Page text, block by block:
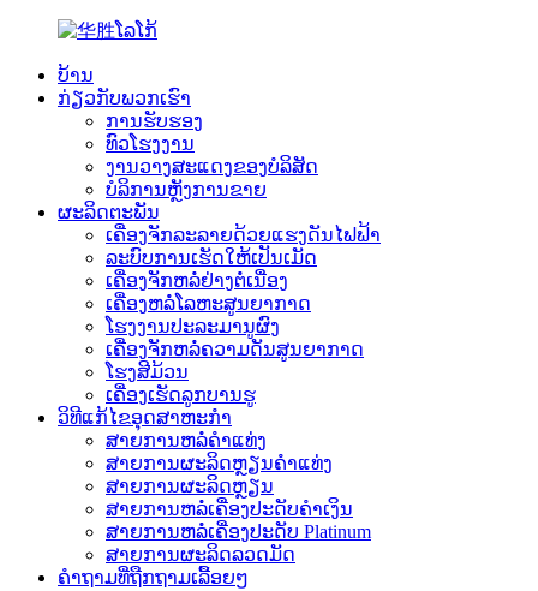
ບ້ານ
ກ່ຽວກັບພວກເຮົາ
ການຮັບຮອງ
ທົວໂຮງງານ
ງານວາງສະແດງຂອງບໍລິສັດ
ບໍລິການຫຼັງການຂາຍ
ຜະລິດຕະພັນ
ເຄື່ອງຈັກລະລາຍດ້ວຍແຮງດັນໄຟຟ້າ
ລະບົບການເຮັດໃຫ້ເປັນເມັດ
ເຄື່ອງຈັກຫລໍ່ຢ່າງຕໍ່ເນື່ອງ
ເຄື່ອງຫລໍ່ໂລຫະສູນຍາກາດ
ໂຮງງານປະລະມານູຜົງ
ເຄື່ອງຈັກຫລໍ່ຄວາມດັນສູນຍາກາດ
ໂຮງສີມ້ວນ
ເຄື່ອງເຮັດລູກບານຮູ
ວິທີແກ້ໄຂອຸດສາຫະກໍາ
ສາຍການຫລໍ່ຄຳແທ່ງ
ສາຍການຜະລິດຫຼຽນຄຳແທ່ງ
ສາຍການຜະລິດຫຼຽນ
ສາຍການຫລໍ່ເຄື່ອງປະດັບຄຳເງິນ
ສາຍການຫລໍ່ເຄື່ອງປະດັບ Platinum
ສາຍການຜະລິດລວດມັດ
ຄຳຖາມທີ່ຖືກຖາມເລື້ອຍໆ